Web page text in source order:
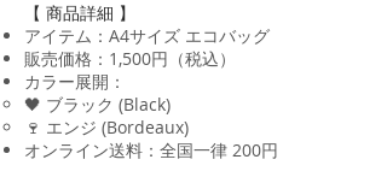
【 商品詳細 】
アイテム：A4サイズ エコバッグ
販売価格：1,500円（税込）
カラー展開：
🖤 ブラック (Black)
🍷 エンジ (Bordeaux)
オンライン送料：全国一律 200円